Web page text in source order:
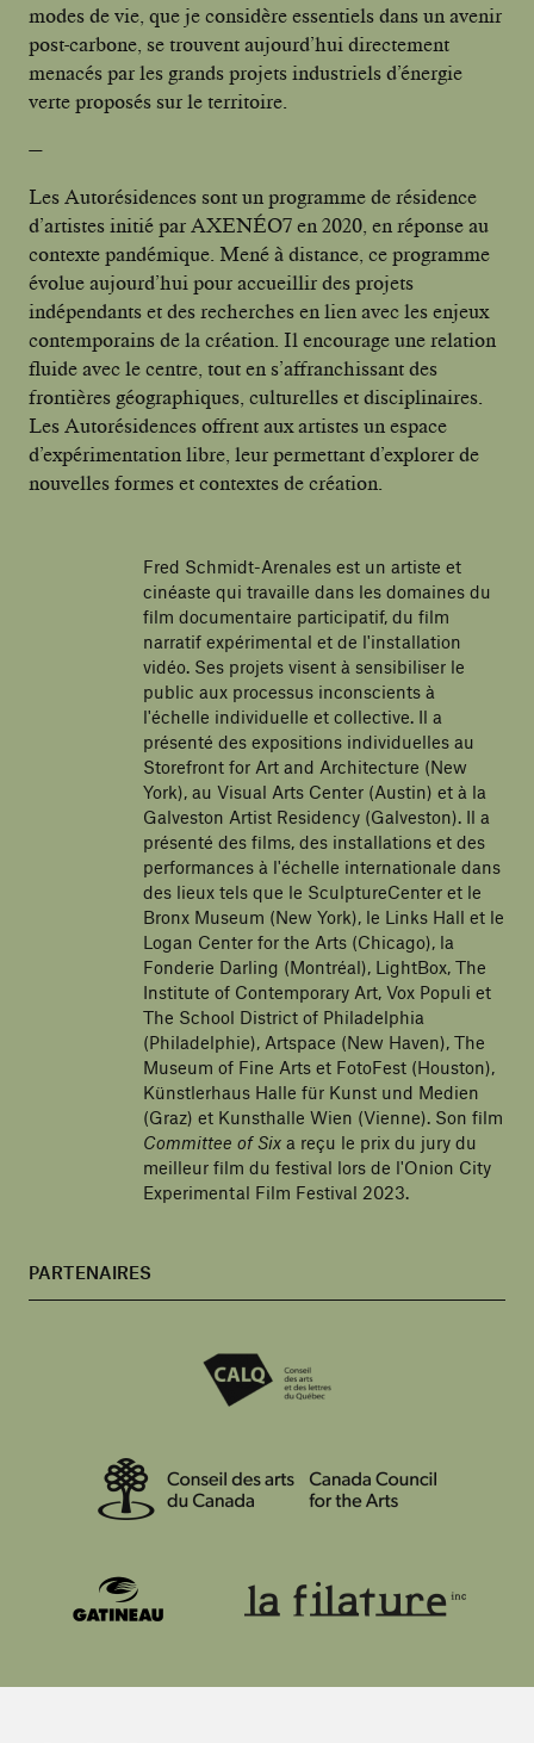
modes de vie, que je considère essentiels dans un avenir
post-carbone, se trouvent aujourd’hui directement
menacés par les grands projets industriels d’énergie
verte proposés sur le territoire.
—
Les Autorésidences sont un programme de résidence
d’artistes initié par AXENÉO7 en 2020, en réponse au
contexte pandémique. Mené à distance, ce programme
évolue aujourd’hui pour accueillir des projets
indépendants et des recherches en lien avec les enjeux
contemporains de la création. Il encourage une relation
fluide avec le centre, tout en s’affranchissant des
frontières géographiques, culturelles et disciplinaires.
Les Autorésidences offrent aux artistes un espace
d’expérimentation libre, leur permettant d’explorer de
nouvelles formes et contextes de création.
Fred Schmidt-Arenales est un artiste et
cinéaste qui travaille dans les domaines du
film documentaire participatif, du film
narratif expérimental et de l'installation
vidéo. Ses projets visent à sensibiliser le
public aux processus inconscients à
l'échelle individuelle et collective. Il a
présenté des expositions individuelles au
Storefront for Art and Architecture (New
York), au Visual Arts Center (Austin) et à la
Galveston Artist Residency (Galveston). Il a
présenté des films, des installations et des
performances à l'échelle internationale dans
des lieux tels que le SculptureCenter et le
Bronx Museum (New York), le Links Hall et le
Logan Center for the Arts (Chicago), la
Fonderie Darling (Montréal), LightBox, The
Institute of Contemporary Art, Vox Populi et
The School District of Philadelphia
(Philadelphie), Artspace (New Haven), The
Museum of Fine Arts et FotoFest (Houston),
Künstlerhaus Halle für Kunst und Medien
(Graz) et Kunsthalle Wien (Vienne). Son film
Committee of Six a reçu le prix du jury du
meilleur film du festival lors de l'Onion City
Experimental Film Festival 2023.
PARTENAIRES